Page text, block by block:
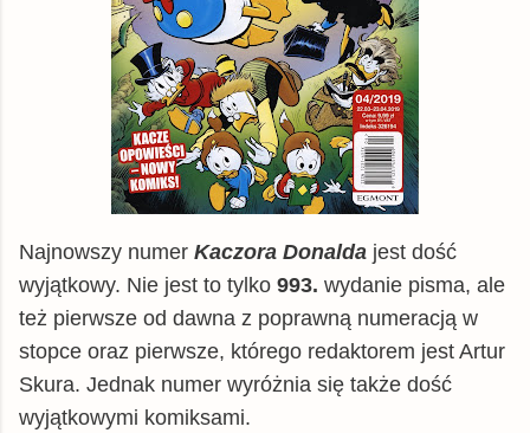
Najnowszy numer Kaczora Donalda jest dość
wyjątkowy. Nie jest to tylko 993. wydanie pisma, ale
też pierwsze od dawna z poprawną numeracją w
stopce oraz pierwsze, którego redaktorem jest Artur
Skura. Jednak numer wyróżnia się także dość
wyjątkowymi komiksami.